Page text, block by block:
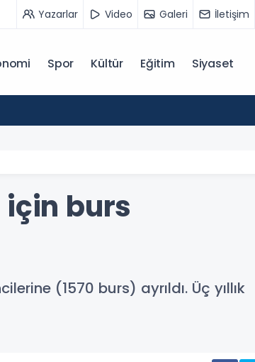
Yazarlar Video Galeri İletişim
Spor Kültür Eğitim Siyaset
için burs
(1570 burs) ayrıldı. Üç yıllık